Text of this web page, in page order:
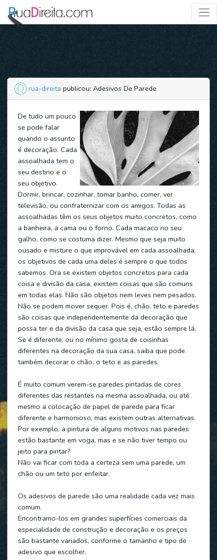
rua-direita publicou: Adesivos De Parede
De tudo um pouco
se pode falar
quando o assunto
é decoração. Cada
assoalhada tem o
seu destino e o
seu objetivo.
Dormir, brincar, cozinhar, tomar banho, comer, ver
televisão, ou confraternizar com os amigos. Todas as
assoalhadas têm os seus objetos muito concretos, como
a banheira, a cama ou o forno. Cada macaco no seu
galho, como se costuma dizer. Mesmo que seja muito
ousado e misture o que improvável em cada assoalhada,
os objetivos de cada uma deles é sempre o que todos
sabemos. Ora se existem objetos concretos para cada
coisa e divisão da casa, existem coisas que são comuns
em todas elas. Não são objetos nem leves nem pesados.
Não se podem mover sequer. Pois é, chão, teto e paredes
são coisas que independentemente da decoração que
possa ter e da divisão da casa que seja, estão sempre lá.
Se é diferente, ou no mínimo gosta de coisinhas
diferentes na decoração da sua casa, saiba que pode
também decorar o chão, o teto e as paredes.
É muito comum verem-se paredes pintadas de cores
diferentes das restantes na mesma assoalhada, ou até
mesmo a colocação de papel de parede para ficar
diferente e harmonioso, mas existem outras alternativas.
Por exemplo, a pintura de alguns motivos nas paredes
estão bastante em voga, mas e se não tiver tempo ou
jeito para pintar?
Não vai ficar com toda a certeza sem uma parede, um
chão ou um teto por enfeitar.
Os adesivos de parede são uma realidade cada vez mais
comum.
Encontramo-los em grandes superfícies comerciais da
especialidade de construção e decoração e os preços
são bastante variados, conforme o tamanho e tipo de
adesivo que escolher.